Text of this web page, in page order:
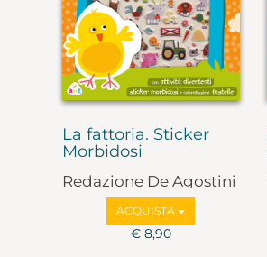
La fattoria. Sticker
Morbidosi
Redazione De Agostini
ACQUISTA
€ 8,90